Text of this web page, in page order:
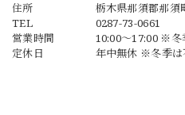
住所
栃木県那須郡那須
TEL
0287-73-0661
営業時間
10:00～17:00 ※冬
定休日
年中無休 ※冬季は